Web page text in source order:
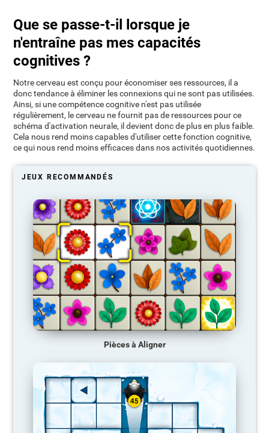
Que se passe-t-il lorsque je
n'entraîne pas mes capacités
cognitives ?
Notre cerveau est conçu pour économiser ses ressources, il a
donc tendance à éliminer les connexions qui ne sont pas utilisées.
Ainsi, si une compétence cognitive n'est pas utilisée
régulièrement, le cerveau ne fournit pas de ressources pour ce
schéma d'activation neurale, il devient donc de plus en plus faible.
Cela nous rend moins capables d'utiliser cette fonction cognitive,
ce qui nous rend moins efficaces dans nos activités quotidiennes.
JEUX RECOMMANDÉS
Pièces à Aligner